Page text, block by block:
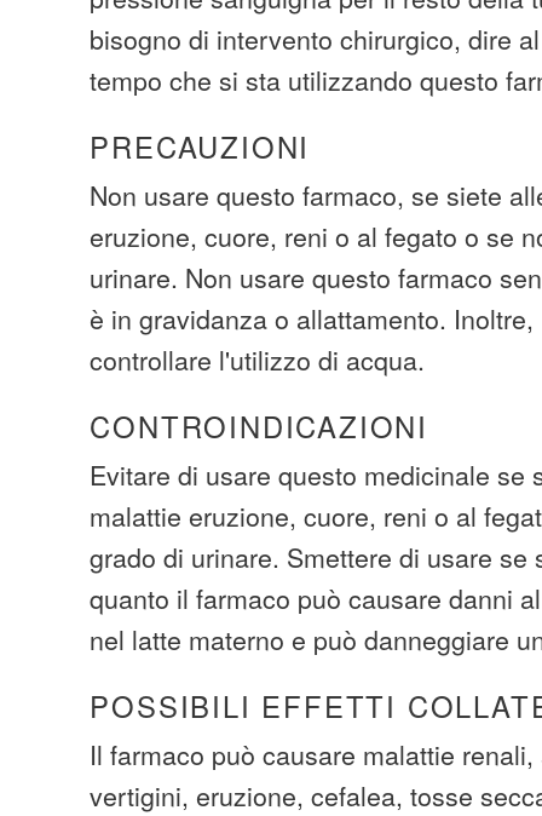
bisogno di intervento chirurgico, dire
tempo che si sta utilizzando questo
PRECAUZIONI
Non usare questo farmaco, se siete
eruzione, cuore, reni o al fegato o se
urinare. Non usare questo farmaco
è in gravidanza o allattamento.
controllare l'utilizzo di acqua.
CONTROINDICAZIONI
Evitare di usare questo medicinale se
malattie eruzione, cuore, reni o al
grado di urinare. Smettere di usare se
quanto il farmaco può causare danni
nel latte materno e può danneggiare
POSSIBILI EFFETTI
Il farmaco può causare malattie
vertigini, eruzione, cefalea, tosse